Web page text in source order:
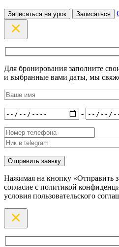
Записаться на урок Записаться
Для бронирования заполните
и выбранные вами даты, мы
-
Нажимая на кнопку «Отправить
согласие с политикой
условия пользовательского